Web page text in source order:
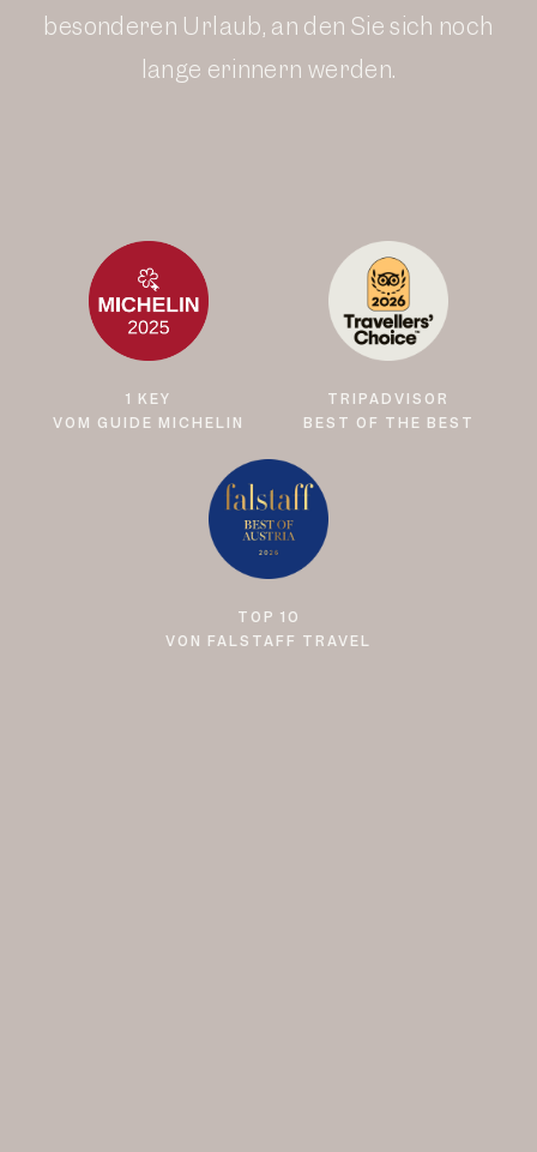
besonderen Urlaub, an den Sie sich noch
lange erinnern werden.
1 KEY
VOM GUIDE MICHELIN
TRIPADVISOR
BEST OF THE BEST
TOP 10
VON FALSTAFF TRAVEL